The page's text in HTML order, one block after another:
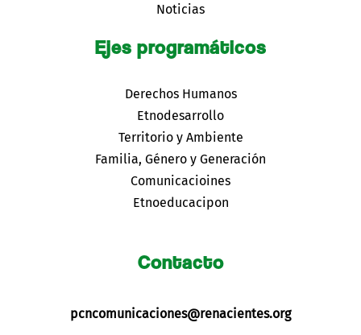
Noticias
Ejes programáticos
Derechos Humanos
Etnodesarrollo
Territorio y Ambiente
Familia, Género y Generación
Comunicacioines
Etnoeducacipon
Contacto
pcncomunicaciones@renacientes.org